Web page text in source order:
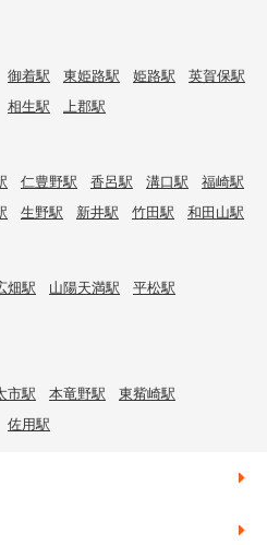
御着駅 東姫路駅 姫路駅
英賀保駅
相生駅 上郡駅
仁豊野駅 香呂駅 溝口駅
福崎駅
生野駅 新井駅 竹田駅 和田山駅
畑駅 山陽天満駅
平松駅
市駅 本竜野駅
東觜崎駅
佐用駅